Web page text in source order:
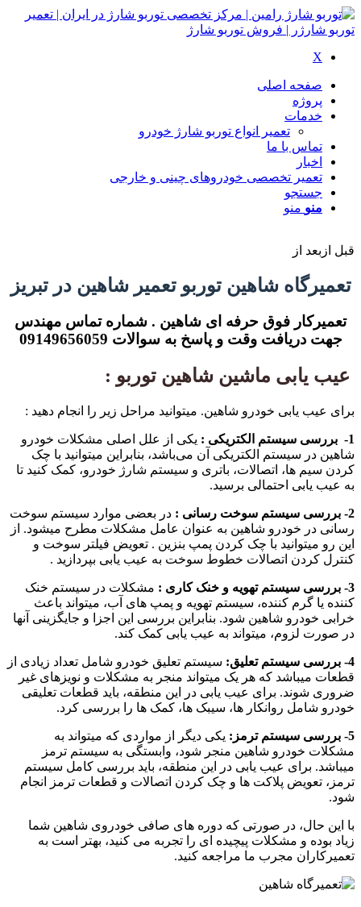
X
صفحه اصلی
پروژه
خدمات
تعمیر انواع توربو شارژ خودرو
تماس با ما
اخبار
تعمیر تخصصی خودروهای چینی و خارجی
جستجو
منو منو
قبل از بعد از
تعمیرگاه شاهین توربو تعمیر شاهین در تبریز
تعمیرکار فوق حرفه ای شاهین . شماره تماس مهندس
جهت دریافت وقت و پاسخ به سوالات 09149656059
عیب یابی ماشین شاهین توربو :
برای عیب یابی خودرو شاهین. میتوانید مراحل زیر را انجام دهید :
1- بررسی سیستم الکتریکی :
یکی از علل اصلی مشکلات خودرو
شاهین در سیستم الکتریکی آن می‌باشد، بنابراین میتوانید با چک
کردن سیم ها، اتصالات، باتری و سیستم شارژ خودرو، کمک کنید تا
به عیب یابی احتمالی برسید.
2- بررسی سیستم سوخت رسانی :
در بعضی موارد سیستم سوخت
رسانی در خودرو شاهین به عنوان عامل مشکلات مطرح میشود. از
این رو میتوانید با چک کردن پمپ بنزین . تعویض فیلتر سوخت و
کنترل کردن اتصالات خطوط سوخت به عیب یابی بپردازید .
3- بررسی سیستم تهویه و خنک کاری :
مشکلات در سیستم خنک
کننده یا گرم کننده، سیستم تهویه و پمپ های آب، میتواند باعث
خرابی خودرو شاهین شود. بنابراین بررسی این اجزا و جایگزینی آنها
در صورت لزوم، میتواند به عیب یابی کمک کند.
4- بررسی سیستم تعلیق:
سیستم تعلیق خودرو شامل تعداد زیادی از
قطعات میباشد که هر یک میتواند منجر به مشکلات و نویزهای غیر
ضروری شوند. برای عیب یابی در این منطقه، باید قطعات تعلیقی
خودرو شامل روانکار ها، سیبک ها، کمک ها را بررسی کرد.
5- بررسی سیستم ترمز:
یکی دیگر از مواردی که میتواند به
مشکلات خودرو شاهین منجر شود، وابستگی به سیستم ترمز
میباشد. برای عیب یابی در این منطقه، باید بررسی کامل سیستم
ترمز، تعویض پلاکت ها و چک کردن اتصالات و قطعات ترمز انجام
شود.
با این حال، در صورتی که دوره های صافی خودروی شاهین شما
زیاد بوده و مشکلات پیچیده ای را تجربه می کنید، بهتر است به
تعمیرکاران مجرب ما مراجعه کنید.